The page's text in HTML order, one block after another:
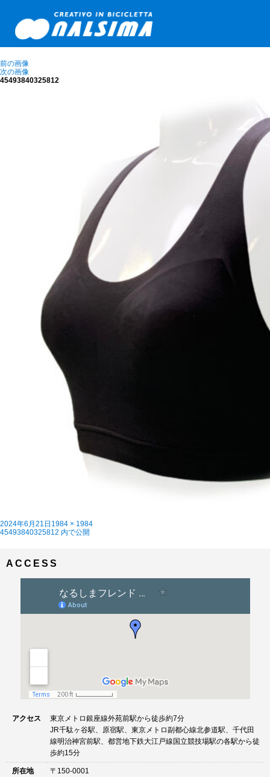
前の画像
次の画像
45493840325812
投
稿
2024年6月21日 フ
ル
1984 × 1984
投
ゲ
45493840325812 内で公開
ACCESS
アクセス
東京メトロ銀座線外苑前駅から徒歩約7分
JR千駄ヶ谷駅、原宿駅、東京メトロ副都心線北参道駅、千代田
線明治神宮前駅、都営地下鉄大江戸線国立競技場駅の各駅から徒
歩約15分
所在地
〒150-0001